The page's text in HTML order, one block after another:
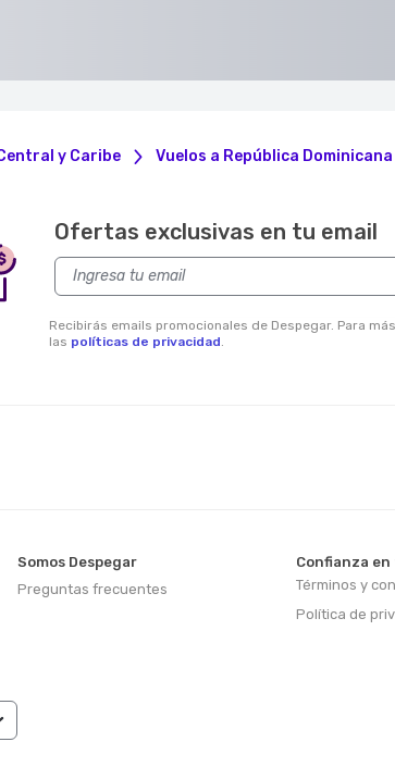
y Caribe Vuelos a República Dominicana
Ofertas exclusivas en tu email
Recibirás emails promocionales de Despegar. Para
las políticas de privacidad.
Somos Despegar
Preguntas frecuentes
Confianza
Términos y
Política de